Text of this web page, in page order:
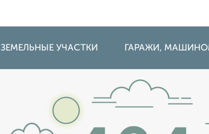
ЗЕМЕЛЬНЫЕ УЧАСТКИ ГАРАЖИ,